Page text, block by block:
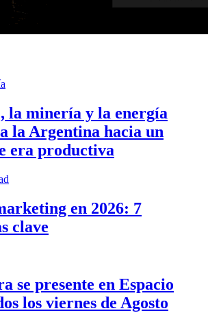
la minería y la energía
la Argentina hacia un
era productiva
en 2026: 7
clave
se presente en Espacio
los viernes de Agosto